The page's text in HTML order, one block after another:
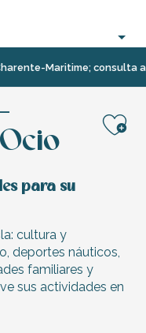
Maritime; consulta
– Actividades y Ocio
para su
cultura y
deportes náuticos,
familiares y
sus actividades en